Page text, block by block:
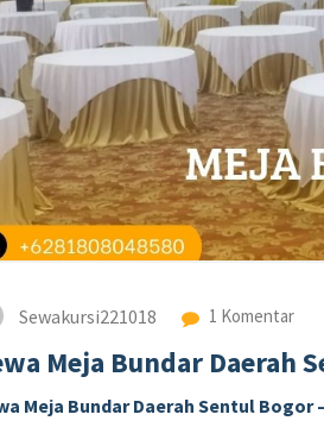
Sewakursi221018 1 Komentar
Meja Bundar Daerah
Meja Bundar Daerah Sentul Bogor –